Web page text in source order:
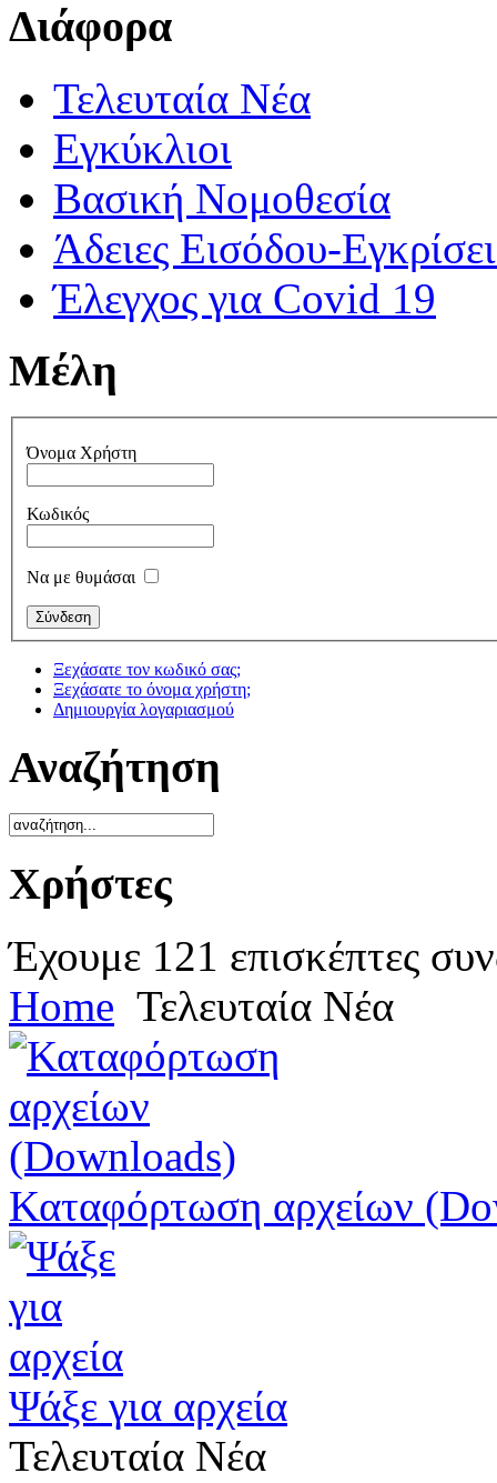
Διάφορα
Τελευταία Νέα
Εγκύκλιοι
Βασική Νομοθεσία
Άδειες Εισόδου-
Έλεγχος για Covid 19
Μέλη
Όνομα Χρήστη
Κωδικός
Να με θυμάσαι
Ξεχάσατε τον κωδικό σας;
Ξεχάσατε το όνομα χρήστη;
Δημιουργία λογαριασμού
Αναζήτηση
Χρήστες
Έχουμε 121 επισκέπτες
Home Τελευταία Νέα
Καταφόρτωση αρχείων
Ψάξε για αρχεία
Τελευταία Νέα